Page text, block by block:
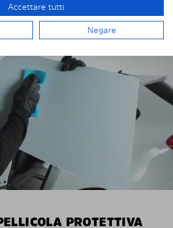
DI SOLARPLEXIUS
PROTETTIVA
Accettare tutti
Negare